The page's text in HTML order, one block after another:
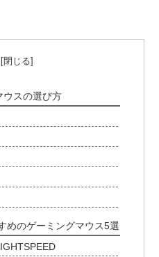
ウスの選び方
めのゲーミングマウス5選